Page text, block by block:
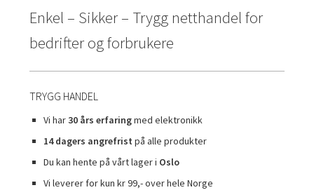
Enkel – Sikker – Trygg netthandel for
bedrifter og forbrukere
TRYGG HANDEL
Vi har30 års erfaringmed elektronikk
14 dagers angrefrist på alle produkter
Du kan hente på vårt lager i Oslo
Vi leverer for kun kr 99,- over hele Norge